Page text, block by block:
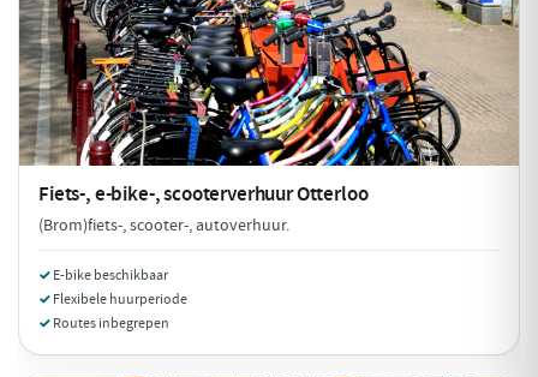
Fiets-, e-bike-, scooterverhuurOtterloo
(Brom)fiets-, scooter-, autoverhuur.
E-bike beschikbaar
Flexibele huurperiode
Routes inbegrepen